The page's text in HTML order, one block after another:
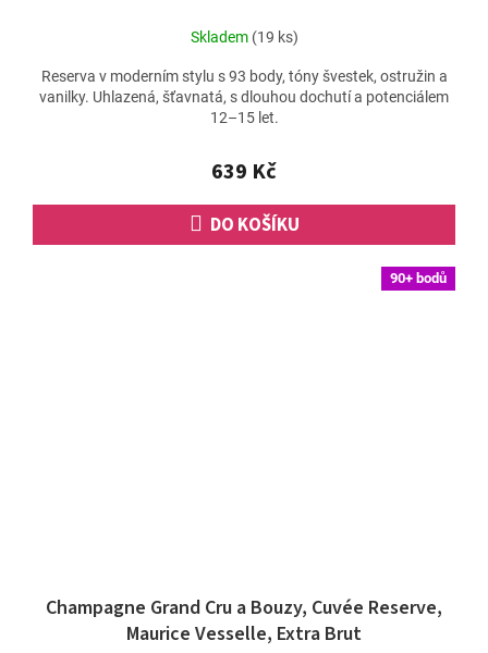
Skladem (19 ks)
639 Kč
DO KOŠÍKU
Reserva v moderním stylu s 93 body, tóny švestek, ostružin a
vanilky. Uhlazená, šťavnatá, s dlouhou dochutí a potenciálem
12–15 let.
90+ bodů
Champagne Grand Cru a Bouzy, Cuvée Reserve,
Maurice Vesselle, Extra Brut